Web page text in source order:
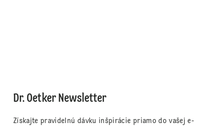
Dr. Oetker Newsletter
Získajte pravidelnú dávku inšpirácie priamo do vašej e-